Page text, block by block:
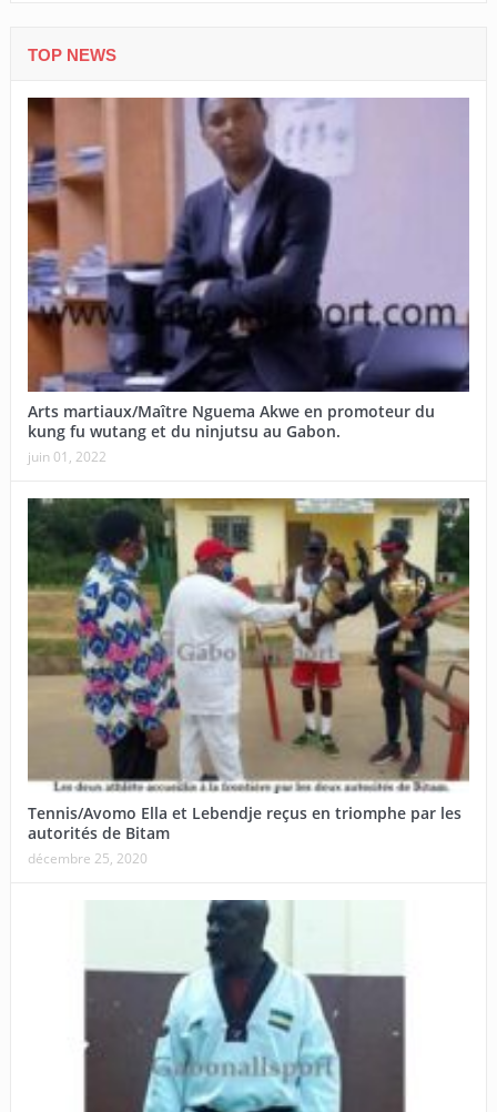
TOP NEWS
Arts martiaux/Maître Nguema Akwe en promoteur du
kung fu wutang et du ninjutsu au Gabon.
juin 01, 2022
Tennis/Avomo Ella et Lebendje reçus en triomphe par les
autorités de Bitam
décembre 25, 2020